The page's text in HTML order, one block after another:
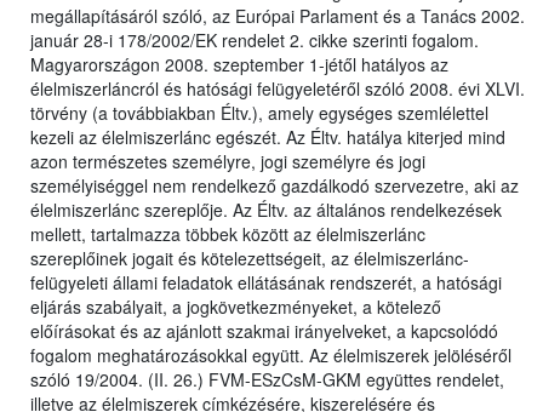
megállapításáról szóló, az Európai Parlament és a Tanács 2002.
január 28-i 178/2002/EK rendelet 2. cikke szerinti fogalom.
Magyarországon 2008. szeptember 1-jétől hatályos az
élelmiszerláncról és hatósági felügyeletéről szóló 2008. évi XLVI.
törvény (a továbbiakban Éltv.), amely egységes szemlélettel
kezeli az élelmiszerlánc egészét. Az Éltv. hatálya kiterjed mind
azon természetes személyre, jogi személyre és jogi
személyiséggel nem rendelkező gazdálkodó szervezetre, aki az
élelmiszerlánc szereplője. Az Éltv. az általános rendelkezések
mellett, tartalmazza többek között az élelmiszerlánc
szereplőinek jogait és kötelezettségeit, az élelmiszerlánc-
felügyeleti állami feladatok ellátásának rendszerét, a hatósági
eljárás szabályait, a jogkövetkezményeket, a kötelező
előírásokat és az ajánlott szakmai irányelveket, a kapcsolódó
fogalom meghatározásokkal együtt. Az élelmiszerek jelöléséről
szóló 19/2004. (II. 26.) FVM-ESzCsM-GKM együttes rendelet,
illetve az élelmiszerek címkézésére, kiszerelésére és